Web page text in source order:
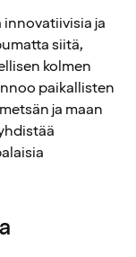
ja
siitä,
kolmen
paikallisten
ja maan